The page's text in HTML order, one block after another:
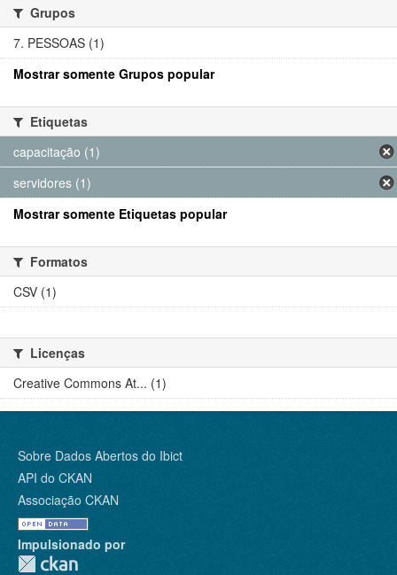
Grupos
7. PESSOAS (1)
Mostrar somente Grupos popular
Etiquetas
capacitação (1)
servidores (1)
Mostrar somente Etiquetas popular
Formatos
CSV (1)
Licenças
Creative Commons At... (1)
Sobre Dados Abertos do Ibict
API do CKAN
Associação CKAN
Impulsionado por